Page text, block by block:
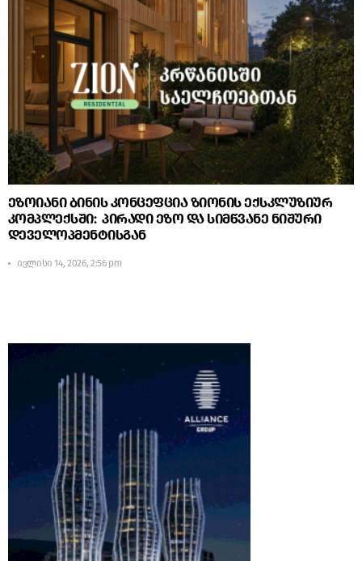
ეზოიანი ბინის კონცეფცია ზიონის ექსკლუზიურ
კომპლექსში: პირადი ეზო და სიმწვანე ნიშური
დეველოპმენტისგან
ივლისი 14, 2026, 2:56 pm